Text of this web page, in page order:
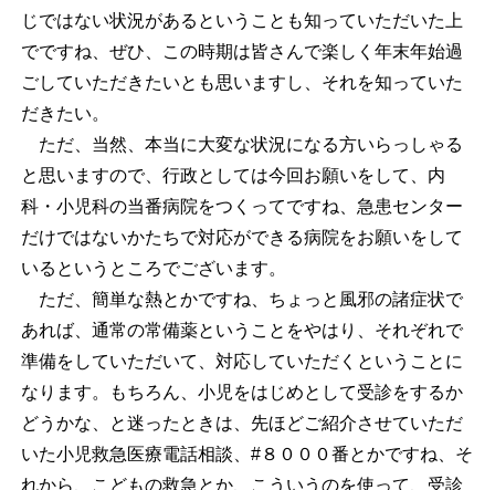
じではない状況があるということも知っていただいた上
でですね、ぜひ、この時期は皆さんで楽しく年末年始過
ごしていただきたいとも思いますし、それを知っていた
だきたい。
ただ、当然、本当に大変な状況になる方いらっしゃる
と思いますので、行政としては今回お願いをして、内
科・小児科の当番病院をつくってですね、急患センター
だけではないかたちで対応ができる病院をお願いをして
いるというところでございます。
ただ、簡単な熱とかですね、ちょっと風邪の諸症状で
あれば、通常の常備薬ということをやはり、それぞれで
準備をしていただいて、対応していただくということに
なります。もちろん、小児をはじめとして受診をするか
どうかな、と迷ったときは、先ほどご紹介させていただ
いた小児救急医療電話相談、#８０００番とかですね、そ
れから、こどもの救急とか、こういうのを使って、受診